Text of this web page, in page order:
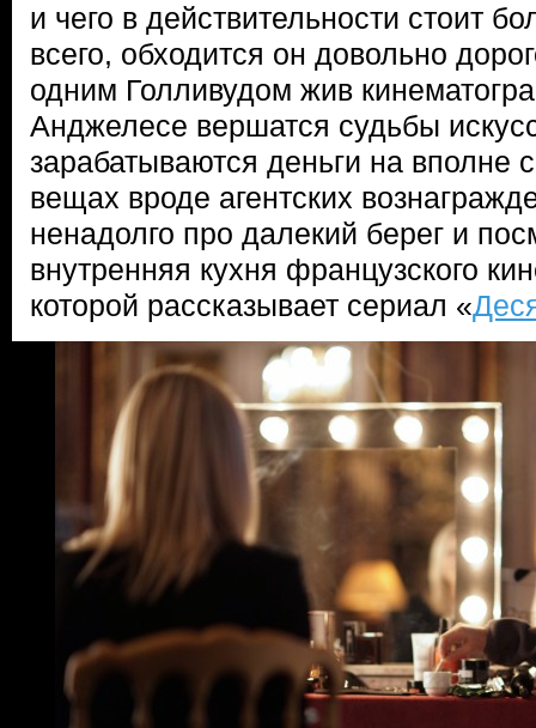
и чего в действительности стоит
всего, обходится он довольно
одним Голливудом жив
Анджелесе вершатся судьбы
зарабатываются деньги на вполне
вещах вроде агентских
ненадолго про далекий берег и
внутренняя кухня французского
которой рассказывает сериал «